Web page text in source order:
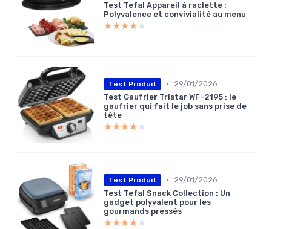
Test Tefal Appareil à raclette :
Polyvalence et convivialité au menu
★★★★★
★★★★★
Test Produit •
29/01/2026
Test Gaufrier Tristar WF-2195 : le
gaufrier qui fait le job sans prise de
tête
★★★★★
★★★★★
Test Produit •
29/01/2026
Test Tefal Snack Collection : Un
gadget polyvalent pour les
gourmands pressés
★★★★★
★★★★★